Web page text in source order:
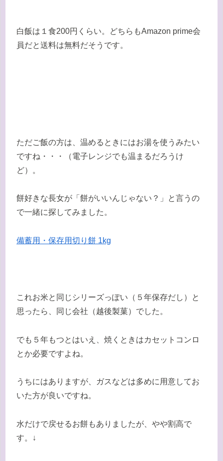
白飯は１食200円くらい。どちらもAmazon prime会
員だと送料は無料だそうです。
ただご飯の方は、温めるときにはお湯を使うみたい
ですね・・・（電子レンジでも温まるだろうけ
ど）。
餅好きな長女が「餅がいいんじゃない？」と言うの
で一緒に探してみました。
備蓄用・保存用切り餅 1kg
これお米と同じシリーズっぽい（５年保存だし）と
思ったら、同じ会社（越後製菓）でした。
でも５年もつとはいえ、焼くときはカセットコンロ
とか必要ですよね。
うちにはありますが、ガスなどは多めに用意してお
いた方が良いですね。
水だけで戻せるお餅もありましたが、やや割高で
す。↓